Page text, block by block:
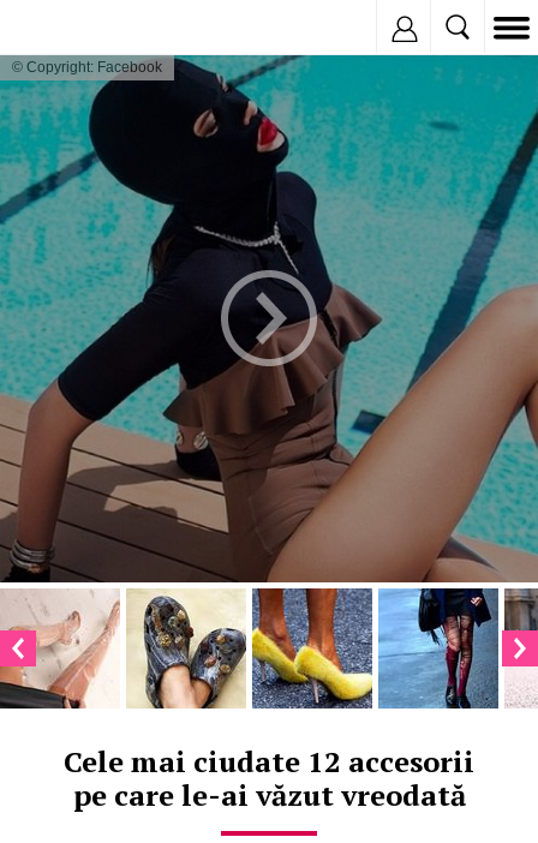
© Copyright: Facebook
Cele mai ciudate 12 accesorii
pe care le-ai văzut vreodată